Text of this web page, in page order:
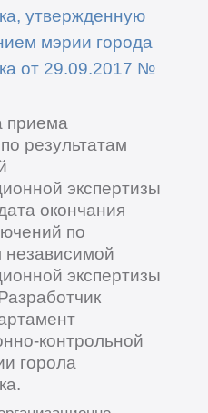
утвержденную
мэрии города
от 29.09.2017 №
приема
результатам
экспертизы
окончания
по
независимой
экспертизы
контрольной
горола